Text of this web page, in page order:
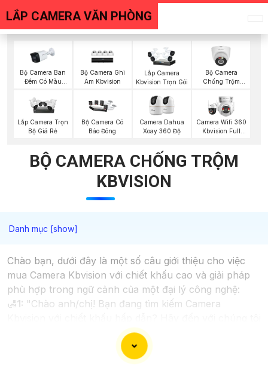
LẮP CAMERA VĂN PHÒNG
Bộ Camera Ban
Đêm Có Màu
Bộ Camera Ghi
Âm Kbvision
Lắp Camera
Kbvision Trọn Gói
Bộ Camera
Chống Trộm
Lắp Camera Trọn
Bộ Giá Rẻ
Bộ Camera Có
Báo Đông
Camera Dahua
Xoay 360 Độ
Camera Wifi 360
Kbvision Full
BỘ CAMERA CHỐNG TRỘM
KBVISION
Chào bạn, dưới đây là một số câu giới thiệu cho việc
mua Camera Kbvision với chiết khấu cao và giải pháp
phù hợp trong ngữ cảnh của một đại lý công nghệ:
🛃1: "Chào anh/chị! Bạn đang tìm kiếm Camera
để nhận ưu đãi đặc biệt và được tư vấn về giải pháp
chính xác nhất cho nhu cầu an ninh của bạn!"
"Bạn muốn mua Camera Kbvision với giá ưu đãi